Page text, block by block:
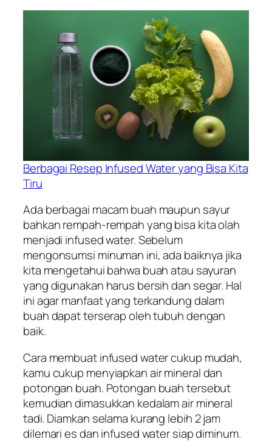
Berbagai Resep Infused Water yang Bisa Kita
Tiru
Ada berbagai macam buah maupun sayur
bahkan rempah-rempah yang bisa kita olah
menjadi infused water. Sebelum
mengonsumsi minuman ini, ada baiknya jika
kita mengetahui bahwa buah atau sayuran
yang digunakan harus bersih dan segar. Hal
ini agar manfaat yang terkandung dalam
buah dapat terserap oleh tubuh dengan
baik.
Cara membuat infused water cukup mudah,
kamu cukup menyiapkan air mineral dan
potongan buah. Potongan buah tersebut
kemudian dimasukkan kedalam air mineral
tadi. Diamkan selama kurang lebih 2 jam
dilemari es dan infused water siap diminum.